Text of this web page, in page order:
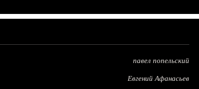
павел попельский
Евгений Афанасьев